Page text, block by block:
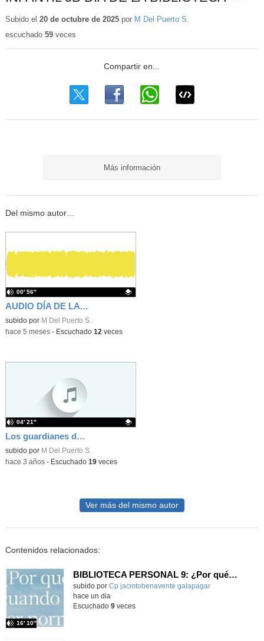
Subido el 20 de octubre de 2025por M Del Puerto S.
escuchado 59veces
Más información
Del mismo autor…
AUDIO DÍA DE LA PAZ I5B 202526
Contenido educativo.
subido por M Del Puerto S.
00′ 56″
-hace 5 meses- Escuchado 12veces
Los guardianes del jardín
Contenido educativo.
subido por M Del Puerto S.
04′ 21″
-hace 3 años- Escuchado 19veces
Ver más del mismo autor
Contenidos relacionados:
BIBLIOTECA PERSONAL 9: ¿Por qué ser feliz cuando puedes ser normal?
Contenido educativo.
subido por Cp jacintobenavente galapagar
16′ 10″
-
hace un dia
Escuchado 9veces